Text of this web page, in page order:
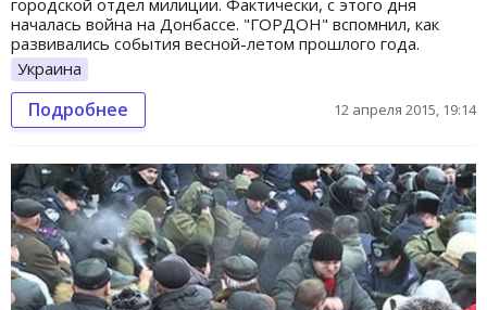
началась война на Донбассе. "ГОРДОН" вспомнил, как
развивались события весной-летом прошлого года.
Украина
Подробнее 12 апреля 2015, 19:14